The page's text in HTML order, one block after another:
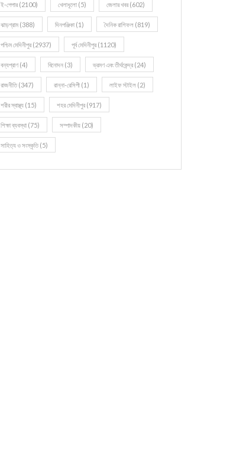
ই-পেপার (2100) খেলাধূলো (5) জেলার খবর (602)
ঝাড়গ্রাম (388) দিনপঞ্জিকা (1) দৈনিক রাশিফল (819)
পশ্চিম মেদিনীপুর (2937) পূর্ব মেদিনীপুর (1120)
বন্যপ্রাণ (4) বিনোদন (3) ভ্রমণ এবং তীর্থকেন্দ্র (24)
রাজনীতি(347) রান্না-রেসিপী (1) লাইফ স্টাইল (2)
শরীর স্বাস্থ্য (15) শহর মেদিনীপুর (917)
শিক্ষা ব্যবস্থা (75) সম্পাদকীয় (20)
সাহিত্য ও সংস্কৃতি(5)